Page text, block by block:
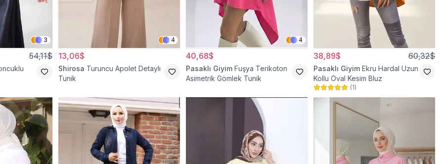
3
54,11$
4
13,06$
Shirosa Turuncu Apolet Detaylı
Tunik
4
40,68$
Pasaklı Giyim Fuşya Terikoton
Asimetrik Gömlek Tunik
38,89$ 60,32$
Pasaklı Giyim Ekru Hardal Uzun
Kollu Oval Kesim Bluz
(1)